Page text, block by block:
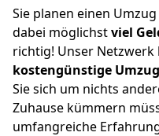
Sie planen einen
dabei möglichstviel
richtig! Unser Netzwerk
kostengünstige
Sie sich um nichts
Zuhause kümmern
umfangreiche